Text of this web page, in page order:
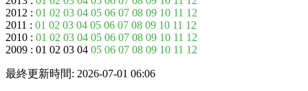
2012 : 01 02 03 04 05 06 07 08 09 10 11 12
2011 : 01 02 03 04 05 06 07 08 09 10 11 12
2010 : 01 02 03 04 05 06 07 08 09 10 11 12
2009 : 01 02 03 04 05 06 07 08 09 10 11 12
最終更新時間: 2026-07-01 06:06